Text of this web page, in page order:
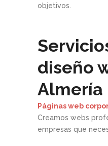
objetivos.
diseño
Almería
Páginas web
Creamos webs
empresas que